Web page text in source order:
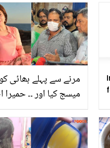
کھانے پر مجبور ہو
مرنے سے پہلے بھائی
میسج کیا اور ۔۔
لوگوں کو میسج کیا
کیا؟